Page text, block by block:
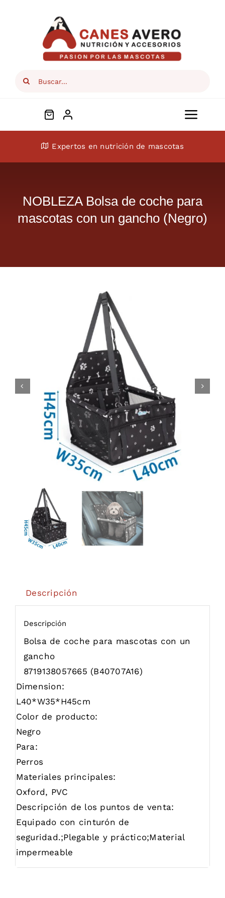
Search
Conócenos
Descanso
Super Ofertas
Contacto
Expertos en nutrición de mascotas
NOBLEZA Bolsa de coche para
mascotas con un gancho (Negro)
Descripción
Descripción
Bolsa de coche para mascotas con un
gancho
8719138057665 (B40707A16)
Dimension:
L40*W35*H45cm
Color de producto:
Negro
Para:
Perros
Materiales principales:
Oxford, PVC
Descripción de los puntos de venta:
Equipado con cinturón de
seguridad.;Plegable y práctico;Material
impermeable